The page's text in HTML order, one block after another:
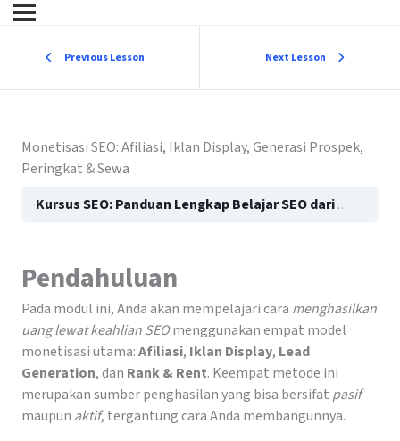
Previous Lesson Next Lesson
Monetisasi SEO: Afiliasi, Iklan Display, Generasi Prospek,
Peringkat & Sewa
Kursus SEO: Panduan Lengkap Belajar SEO dari Dasar hingga Mahir (Ultimate Guide 2026)
Pendahuluan
Pada modul ini, Anda akan mempelajari cara menghasilkan
uang lewat keahlian SEOmenggunakan empat model
monetisasi utama:Afiliasi, Iklan Display, Lead
Generation, dan Rank & Rent. Keempat metode ini
merupakan sumber penghasilan yang bisa bersifat pasif
maupun aktif, tergantung cara Anda membangunnya.